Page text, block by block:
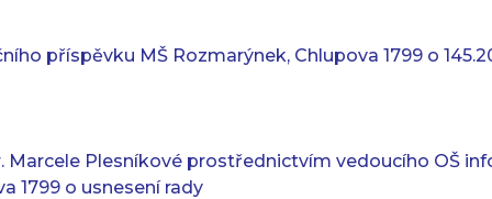
příspěvku MŠ Rozmarýnek, Chlupova 1799 o
Marcele Plesníkové prostřednictvím vedoucího OŠ
1799 o usnesení rady